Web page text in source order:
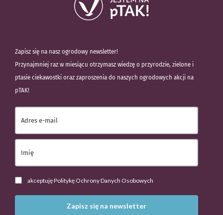
Zapisz się na nasz ogrodowy newsletter!
Przynajmniej raz w miesiącu otrzymasz wiedzę o przyrodzie, zielone i
ptasie ciekawostki oraz zaproszenia do naszych ogrodowych akcji na
pTAK!
akceptuję Politykę Ochrony Danych Osobowych
Zapisz się na newsletter